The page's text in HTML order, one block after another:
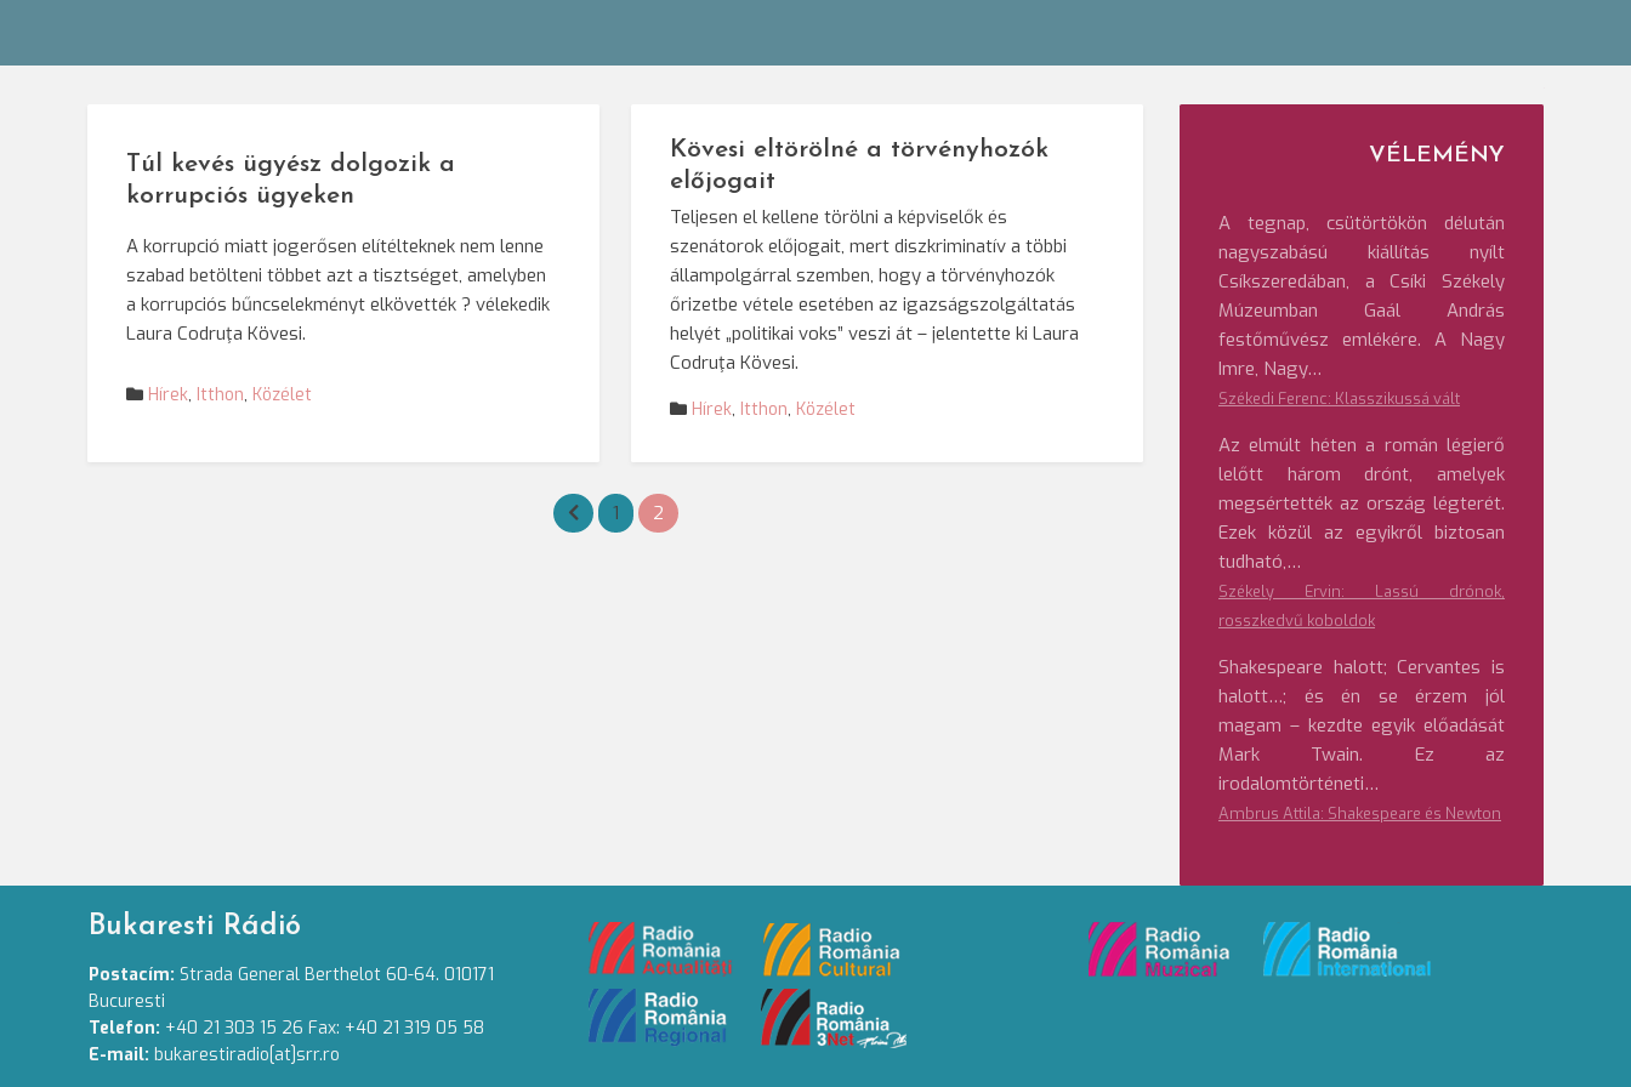
Túl kevés ügyész dolgozik a
korrupciós ügyeken
A korrupció miatt jogerősen elítélteknek nem lenne
szabad betölteni többet azt a tisztséget, amelyben
a korrupciós bűncselekményt elkövették ? vélekedik
Laura Codruţa Kövesi.
Hírek, Itthon, Közélet
Kövesi eltörölné a törvényhozók
előjogait
Teljesen el kellene törölni a képviselők és
szenátorok előjogait, mert diszkriminatív a többi
állampolgárral szemben, hogy a törvényhozók
őrizetbe vétele esetében az igazságszolgáltatás
helyét „politikai voks” veszi át – jelentette ki Laura
Codruţa Kövesi.
Hírek, Itthon, Közélet
1 2
VÉLEMÉNY
A tegnap, csütörtökön délután
nagyszabású kiállítás nyílt
Csíkszeredában, a Csíki Székely
Múzeumban Gaál András
festőművész emlékére. A Nagy
Imre, Nagy…
Székedi Ferenc: Klasszikussá vált
Az elmúlt héten a román légierő
lelőtt három drónt, amelyek
megsértették az ország légterét.
Ezek közül az egyikről biztosan
tudható,…
Székely Ervin: Lassú drónok,
rosszkedvű koboldok
Shakespeare halott; Cervantes is
halott…; és én se érzem jól
magam – kezdte egyik előadását
Mark Twain. Ez az
irodalomtörténeti…
Ambrus Attila: Shakespeare és Newton
Bukaresti Rádió
Postacím: Strada General Berthelot 60-64. 010171
Bucuresti
Telefon: +40 21 303 15 26 Fax: +40 21 319 05 58
E-mail: bukarestiradio[at]srr.ro